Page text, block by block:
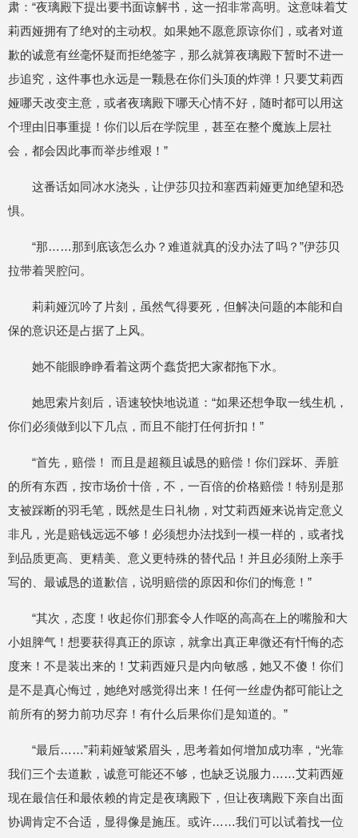
肃：“夜璃殿下提出要书面谅解书，这一招非常高明。这意味着艾
莉西娅拥有了绝对的主动权。如果她不愿意原谅你们，或者对道
歉的诚意有丝毫怀疑而拒绝签字，那么就算夜璃殿下暂时不进一
步追究，这件事也永远是一颗悬在你们头顶的炸弹！只要艾莉西
娅哪天改变主意，或者夜璃殿下哪天心情不好，随时都可以用这
个理由旧事重提！你们以后在学院里，甚至在整个魔族上层社
会，都会因此事而举步维艰！”
这番话如同冰水浇头，让伊莎贝拉和塞西莉娅更加绝望和恐
惧。
“那……那到底该怎么办？难道就真的没办法了吗？”伊莎贝
拉带着哭腔问。
莉莉娅沉吟了片刻，虽然气得要死，但解决问题的本能和自
保的意识还是占据了上风。
她不能眼睁睁看着这两个蠢货把大家都拖下水。
她思索片刻后，语速较快地说道：“如果还想争取一线生机，
你们必须做到以下几点，而且不能打任何折扣！”
“首先，赔偿！ 而且是超额且诚恳的赔偿！你们踩坏、弄脏
的所有东西，按市场价十倍，不，一百倍的价格赔偿！特别是那
支被踩断的羽毛笔，既然是生日礼物，对艾莉西娅来说肯定意义
非凡，光是赔钱远远不够！必须想办法找到一模一样的，或者找
到品质更高、更精美、意义更特殊的替代品！并且必须附上亲手
写的、最诚恳的道歉信，说明赔偿的原因和你们的悔意！”
“其次，态度！收起你们那套令人作呕的高高在上的嘴脸和大
小姐脾气！想要获得真正的原谅，就拿出真正卑微还有忏悔的态
度来！不是装出来的！艾莉西娅只是内向敏感，她又不傻！你们
是不是真心悔过，她绝对感觉得出来！任何一丝虚伪都可能让之
前所有的努力前功尽弃！有什么后果你们是知道的。”
“最后……”莉莉娅皱紧眉头，思考着如何增加成功率，“光靠
我们三个去道歉，诚意可能还不够，也缺乏说服力……艾莉西娅
现在最信任和最依赖的肯定是夜璃殿下，但让夜璃殿下亲自出面
协调肯定不合适，显得像是施压。或许……我们可以试着找一位